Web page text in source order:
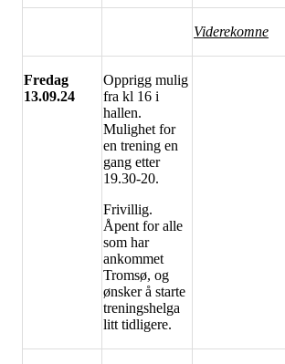
Viderekomne
Fredag
13.09.24
Opprigg mulig
fra kl 16 i
hallen.
Mulighet for
en trening en
gang etter
19.30-20.
Frivillig.
Åpent for alle
som har
ankommet
Tromsø, og
ønsker å starte
treningshelga
litt tidligere.